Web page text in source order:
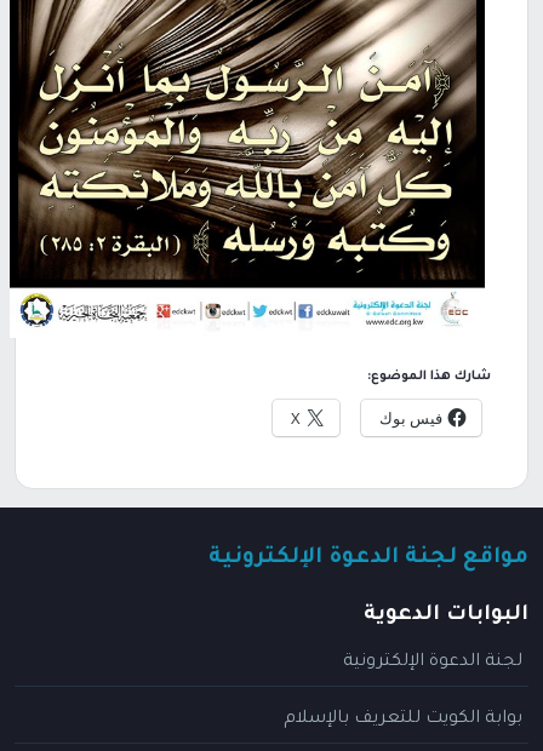
شارك هذا الموضوع:
فيس بوك X
مواقع لجنة الدعوة الإلكترونية
البوابات الدعوية
لجنة الدعوة الإلكترونية
بوابة الكويت للتعريف بالإسلام